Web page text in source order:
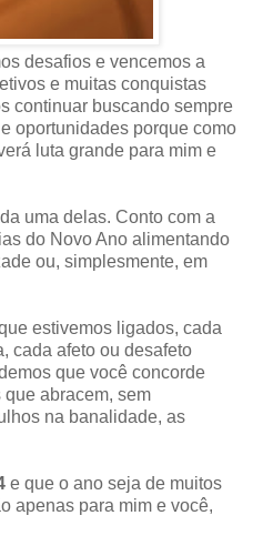
desafios e vencemos a
e muitas conquistas
continuar buscando sempre
oportunidades porque como
luta grande para mim e
uma delas. Conto com a
do Novo Ano alimentando
ou, simplesmente, em
estivemos ligados, cada
cada afeto ou desafeto
que você concorde
abracem, sem
na banalidade, as
e que o ano seja de muitos
apenas para mim e você,